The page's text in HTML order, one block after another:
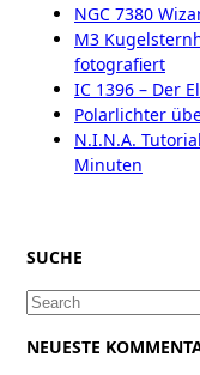
NGC 7380
M3
fotografiert
IC 1396 – Der
Polarlichter
N.I.N.A.
Minuten
SUCHE
Search
for:
NEUESTE